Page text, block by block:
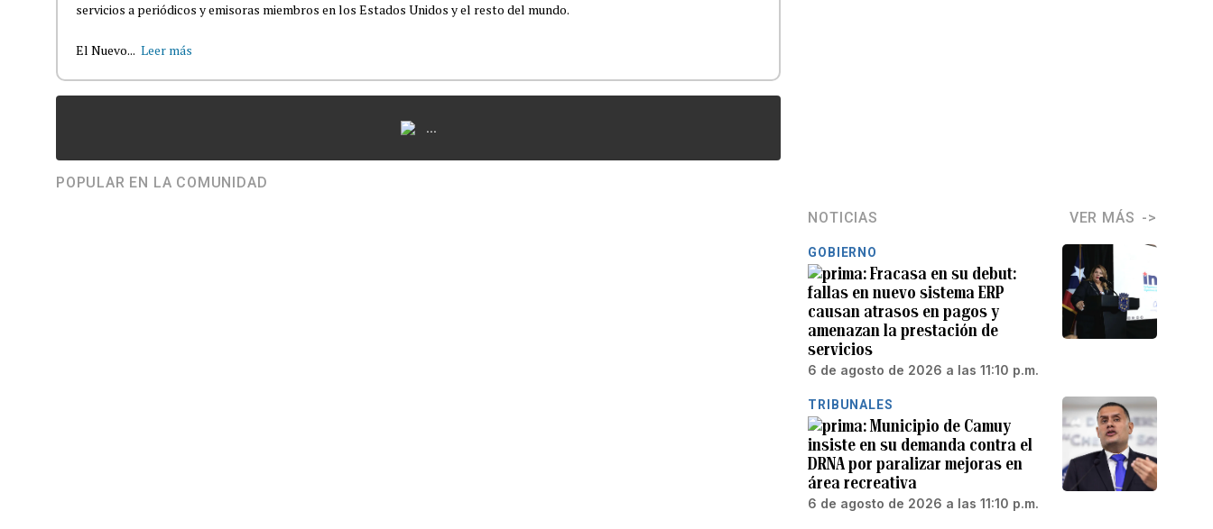
servicios a periódicos y emisoras miembros en los Estados Unidos y el resto del mundo.
El Nuevo... Leer más
...
POPULAR EN LA COMUNIDAD
NOTICIAS VER MÁS
GOBIERNO
Fracasa en su debut:
fallas en nuevo sistema ERP
causan atrasos en pagos y
amenazan la prestación de
servicios
6 de agosto de 2026 a las 11:10 p.m.
TRIBUNALES
Municipio de Camuy
insiste en su demanda contra el
DRNA por paralizar mejoras en
área recreativa
6 de agosto de 2026 a las 11:10 p.m.